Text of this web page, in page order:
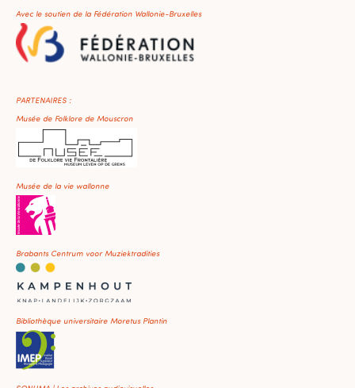
Avec le soutien de la Fédération Wallonie-Bruxelles
PARTENAIRES :
Musée de Folklore de Mouscron
Musée de la vie wallonne
Brabants Centrum voor Muziektradities
Bibliothèque universitaire Moretus Plantin